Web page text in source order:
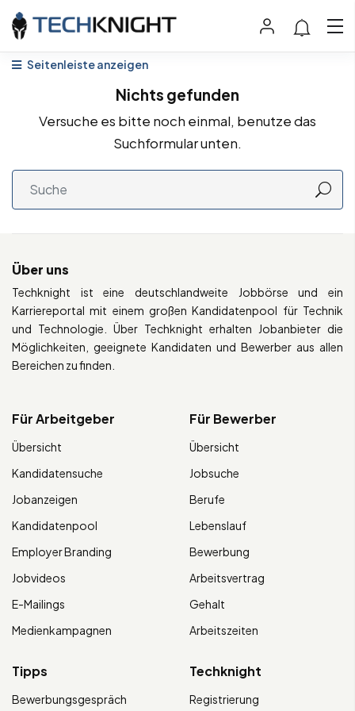
Seitenleiste anzeigen
Nichts gefunden
Versuche es bitte noch einmal, benutze das
Suchformular unten.
Über uns
Techknight ist eine deutschlandweite Jobbörse und ein
Karriereportal mit einem großen Kandidatenpool für Technik
und Technologie. Über Techknight erhalten Jobanbieter die
Möglichkeiten, geeignete Kandidaten und Bewerber aus allen
Bereichen zu finden.
Für Arbeitgeber
Übersicht
Kandidatensuche
Jobanzeigen
Kandidatenpool
Employer Branding
Jobvideos
E-Mailings
Medienkampagnen
Für Bewerber
Übersicht
Jobsuche
Berufe
Lebenslauf
Bewerbung
Arbeitsvertrag
Gehalt
Arbeitszeiten
Tipps
Bewerbungsgespräch
Techknight
Registrierung